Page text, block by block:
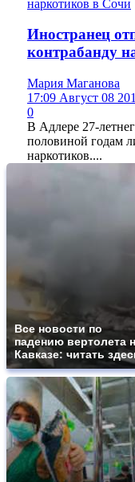
Иностранец
контрабанду
Мария Маганова
17:09 Август 08
0
В Адлере 27-
половиной годам
наркотиков....
Все новости по
падению вертолета
Кавказе: читать